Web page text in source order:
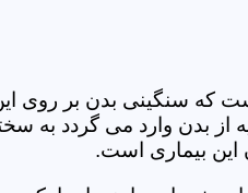
سنگینی بدن بر روی
از بدن وارد می گردد به
بیماری است.